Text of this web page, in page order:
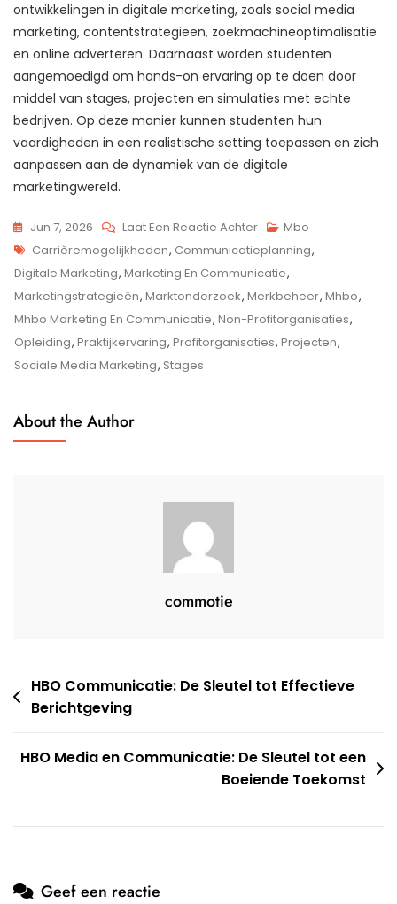
ontwikkelingen in digitale marketing, zoals social media
marketing, contentstrategieën, zoekmachineoptimalisatie
en online adverteren. Daarnaast worden studenten
aangemoedigd om hands-on ervaring op te doen door
middel van stages, projecten en simulaties met echte
bedrijven. Op deze manier kunnen studenten hun
vaardigheden in een realistische setting toepassen en zich
aanpassen aan de dynamiek van de digitale
marketingwereld.
Jun 7, 2026 Laat Een Reactie AchterOp
MHBO
Marketing
En
Communicatie:
De
Mbo
Tags
Carrièremogelijkheden, Communicatieplanning,
Digitale Marketing, Marketing En Communicatie,
Marketingstrategieën, Marktonderzoek, Merkbeheer, Mhbo,
Mhbo Marketing En Communicatie, Non-Profitorganisaties,
Opleiding, Praktijkervaring, Profitorganisaties, Projecten,
Sociale Media Marketing, Stages
About the Author
commotie
Berichtnavigatie
HBO Communicatie: De Sleutel tot Effectieve
Berichtgeving
HBO Media en Communicatie: De Sleutel tot een
Boeiende Toekomst
Geef een reactie